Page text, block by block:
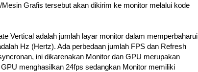
Grafis tersebut akan dikirim ke monitor melalui kode
Vertical adalah jumlah layar monitor dalam memperbaharui
Hz (Hertz). Ada perbedaan jumlah FPS dan Refresh
ini dikarenakan Monitor dan GPU merupakan
menghasilkan 24fps sedangkan Monitor memiliki